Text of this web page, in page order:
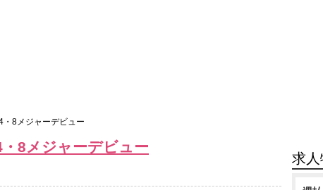
8メジャーデビュー
8メジャーデビュー
求人